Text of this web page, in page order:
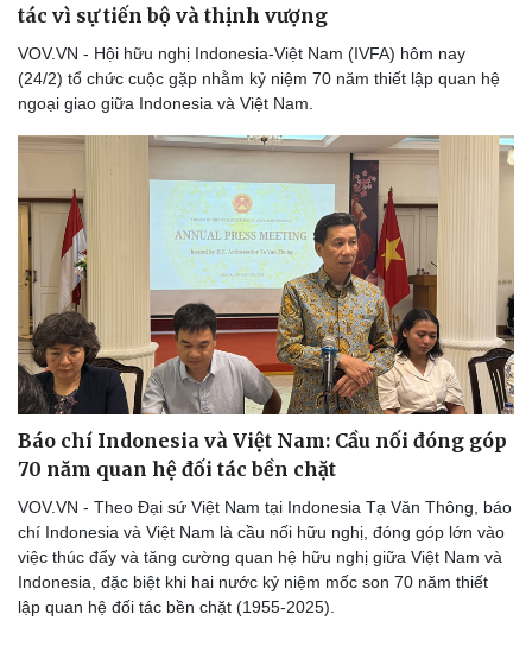
tác vì sự tiến bộ và thịnh vượng
VOV.VN - Hội hữu nghị Indonesia-Việt Nam (IVFA) hôm nay
(24/2) tổ chức cuộc gặp nhằm kỷ niệm 70 năm thiết lập quan hệ
ngoại giao giữa Indonesia và Việt Nam.
Báo chí Indonesia và Việt Nam: Cầu nối đóng góp
70 năm quan hệ đối tác bền chặt
VOV.VN - Theo Đại sứ Việt Nam tại Indonesia Tạ Văn Thông, báo
chí Indonesia và Việt Nam là cầu nối hữu nghị, đóng góp lớn vào
việc thúc đẩy và tăng cường quan hệ hữu nghị giữa Việt Nam và
Indonesia, đặc biệt khi hai nước kỷ niệm mốc son 70 năm thiết
lập quan hệ đối tác bền chặt (1955-2025).